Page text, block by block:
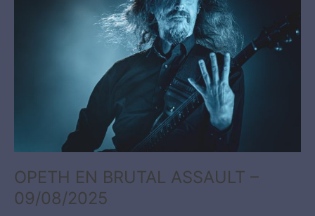
OPETH EN BRUTAL ASSAULT –
09/08/2025​​